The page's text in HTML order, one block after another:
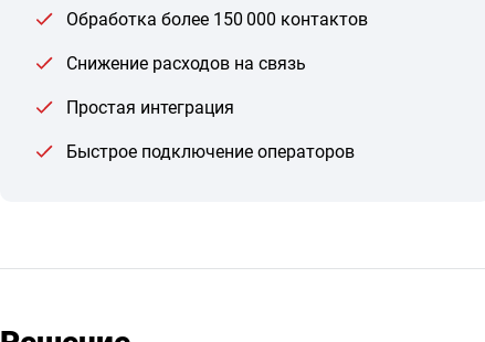
Обработка более 150 000 контактов
Снижение расходов на связь
Простая интеграция
Быстрое подключение операторов